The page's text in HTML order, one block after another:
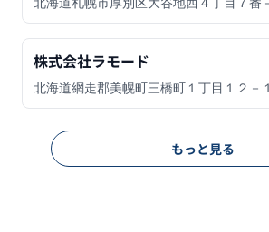
株式会社ラモード
北海道網走郡美幌町三橋町１丁目１２－
もっと見る